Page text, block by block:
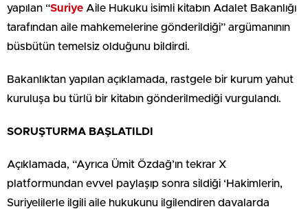
yapılan “Suriye Aile Hukuku isimli kitabın Adalet Bakanlığı
tarafından aile mahkemelerine gönderildiği” argümanının
büsbütün temelsiz olduğunu bildirdi.
Bakanlıktan yapılan açıklamada, rastgele bir kurum yahut
kuruluşa bu türlü bir kitabın gönderilmediği vurgulandı.
SORUŞTURMA BAŞLATILDI
Açıklamada, “Ayrıca Ümit Özdağ’ın tekrar X
platformundan evvel paylaşıp sonra sildiği ‘Hakimlerin,
Suriyelilerle ilgili aile hukukunu ilgilendiren davalarda